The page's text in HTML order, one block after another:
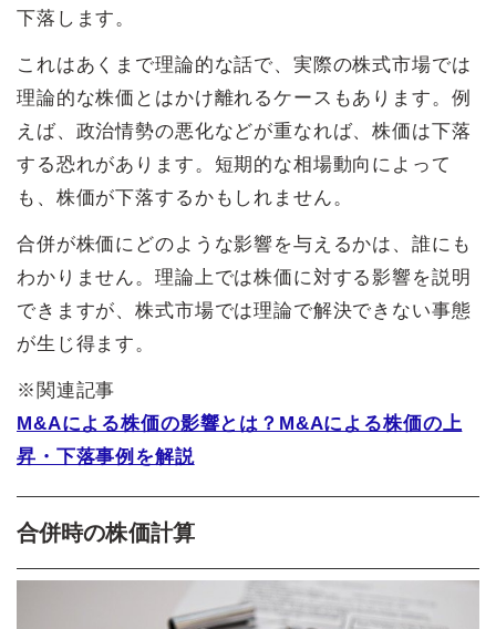
下落します。
これはあくまで理論的な話で、実際の株式市場では
理論的な株価とはかけ離れるケースもあります。例
えば、政治情勢の悪化などが重なれば、株価は下落
する恐れがあります。短期的な相場動向によって
も、株価が下落するかもしれません。
合併が株価にどのような影響を与えるかは、誰にも
わかりません。理論上では株価に対する影響を説明
できますが、株式市場では理論で解決できない事態
が生じ得ます。
※関連記事
M&Aによる株価の影響とは？M&Aによる株価の上
昇・下落事例を解説
合併時の株価計算